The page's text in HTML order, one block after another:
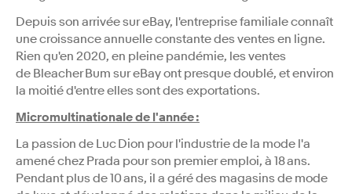
Depuis son arrivée sur eBay, l'entreprise familiale connaît
une croissance annuelle constante des ventes en ligne.
Rien qu'en 2020, en pleine pandémie, les ventes
de Bleacher Bum sur eBay ont presque doublé, et environ
la moitié d'entre elles sont des exportations.
Micromultinationale de l'année :
La passion de Luc Dion pour l'industrie de la mode l'a
amené chez Prada pour son premier emploi, à 18 ans.
Pendant plus de 10 ans, il a géré des magasins de mode